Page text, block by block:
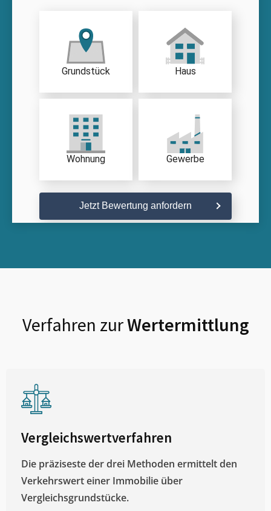
Grundstück Haus
Wohnung Gewerbe
Jetzt Bewertung anfordern
Verfahren zurWertermittlung
Vergleichswertverfahren
Die präziseste der drei Methoden ermittelt den
Verkehrswert einer Immobilie über
Vergleichsgrundstücke.